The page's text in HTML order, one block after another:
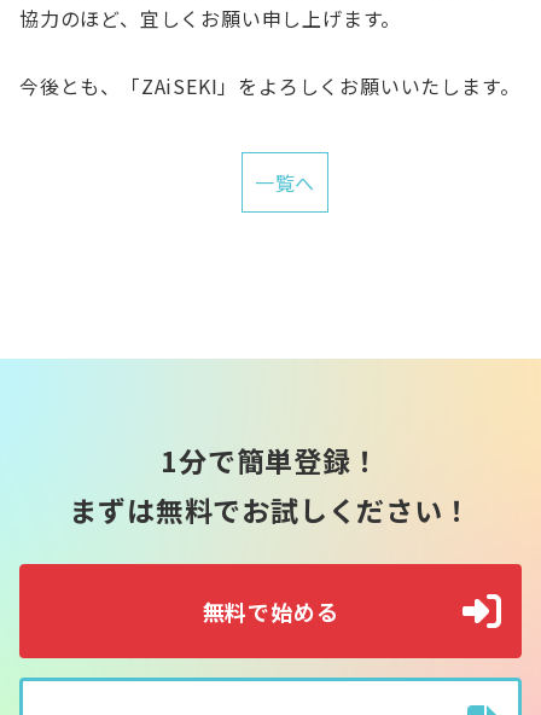
協力のほど、宜しくお願い申し上げます。
今後とも、「ZAiSEKI」をよろしくお願いいたします。
一覧へ
1分で簡単登録！
まずは無料でお試しください！
無料で始める